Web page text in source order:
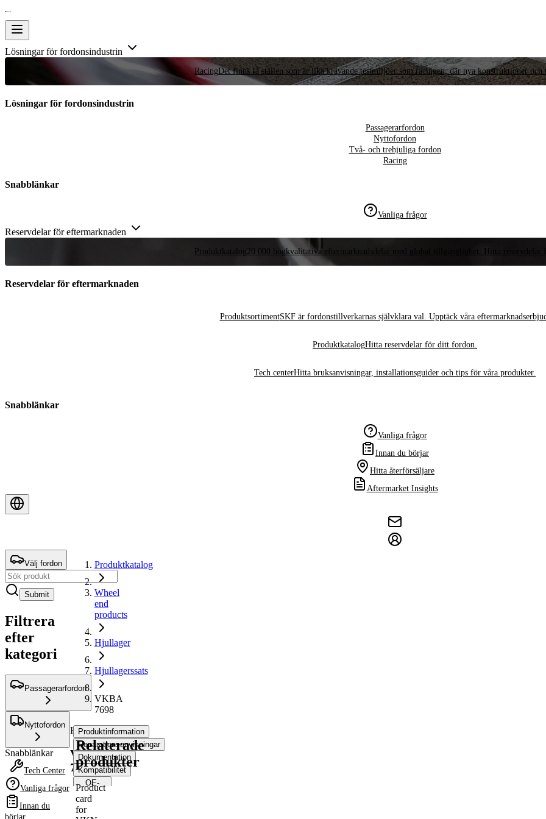
Lösningar för fordonsindustrin
RacingDet finns få ställen som är lika krävande testmiljöer som racingen, där nya konstruktioner och
Lösningar för fordonsindustrin
Passagerarfordon
Nyttofordon
Två- och trehjuliga fordon
Racing
Snabblänkar
Vanliga frågor
Reservdelar för eftermarknaden
Produktkatalog20 000 högkvalitativa eftermarknadsdelar med global tillgänglighet. Hitta reservdelar
Reservdelar för eftermarknaden
ProduktsortimentSKF är fordonstillverkarnas självklara val. Upptäck våra
ProduktkatalogHitta reservdelar för ditt fordon.
Tech centerHitta bruksanvisningar, installationsguider och tips för våra produkter.
Snabblänkar
Vanliga frågor
Innan du börjar
Hitta återförsäljare
Aftermarket Insights
Välj fordon
Submit
Filtrera
efter
kategori
Passagerarfordon
Nyttofordon
Snabblänkar
Tech Center
Vanliga frågor
Innan du
börjar
Produktkatalog
Wheel
end
products
Hjullager
Hjullagerssats
VKBA
7698
Hjullagerssats
VKBA
7698
Produktinformation
Reparationsanvisningar
Dokumentation
Kompatibilitet
OE-
nummer
Relaterade
produkter
Product
card
for